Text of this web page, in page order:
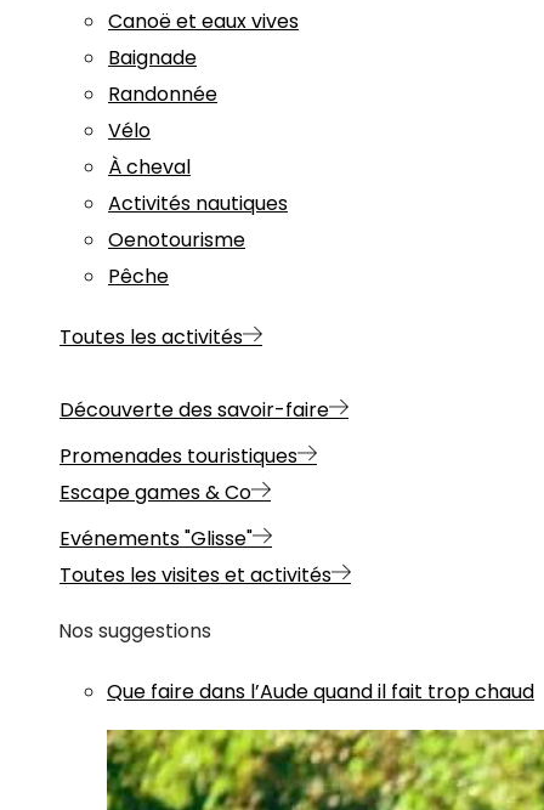
Canoë et eaux vives
Baignade
Randonnée
Vélo
À cheval
Activités nautiques
Oenotourisme
Pêche
Toutes les activités
Découverte des savoir-faire
Promenades touristiques
Escape games & Co
Evénements "Glisse"
Toutes les visites et activités
Nos suggestions
Que faire dans l’Aude quand il fait trop chaud